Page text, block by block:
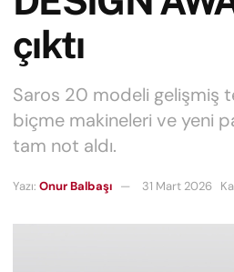
çıktı
Saros 20 modeli gelişmiş
biçme makineleri ve yeni
tam not aldı.
Yazı: Onur Balbaşı 31 Mart 2026